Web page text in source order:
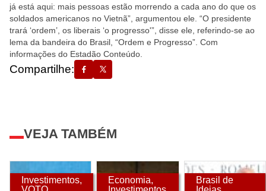
já está aqui: mais pessoas estão morrendo a cada ano do que os
soldados americanos no Vietnã”, argumentou ele. “O presidente
trará ‘ordem’, os liberais ‘o progresso'”, disse ele, referindo-se ao
lema da bandeira do Brasil, “Ordem e Progresso”. Com
informações do Estadão Conteúdo.
Compartilhe:
VEJA TAMBÉM
Investimentos,
Economia,
Brasil de